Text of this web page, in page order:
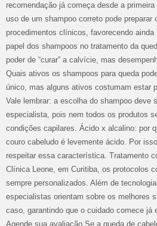
recomendação já começa desde a
uso de um shampoo correto pode preparar
procedimentos clínicos, favorecendo
papel dos shampoos no tratamento da
poder de “curar” a calvície, mas
Quais ativos os shampoos para queda
único, mas alguns ativos costumam estar
Vale lembrar: a escolha do shampoo deve
especialista, pois nem todos os produtos
condições capilares. Ácido x alcalino: por
couro cabeludo é levemente ácido. Por
respeitar essa característica. Tratamento
Clínica Leone, em Curitiba, os protocolos
sempre personalizados. Além de
especialistas orientam sobre os melhores
caso, garantindo que o cuidado comece já
Agende sua avaliação Se a queda de